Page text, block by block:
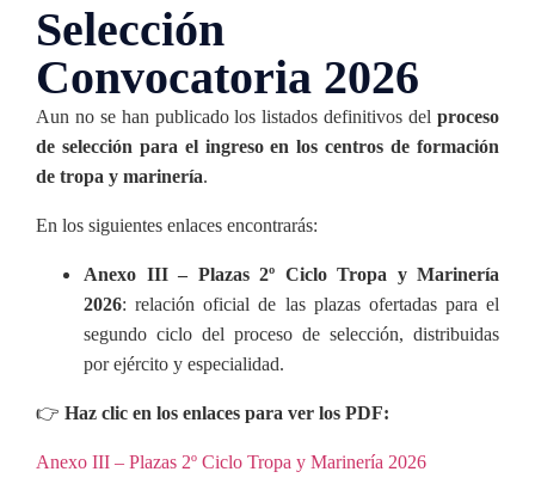
Selección
Convocatoria 2026
Aun no se han publicado los listados definitivos del proceso
de selección para el ingreso en los centros de formación
de tropa y marinería.
En los siguientes enlaces encontrarás:
Anexo III – Plazas 2º Ciclo Tropa y Marinería
2026: relación oficial de las plazas ofertadas para el
segundo ciclo del proceso de selección, distribuidas
por ejército y especialidad.
👉 Haz clic en los enlaces para ver los PDF:
Anexo III – Plazas 2º Ciclo Tropa y Marinería 2026